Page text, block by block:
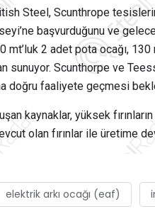
Steel, Scunthrope
başvurduğunu ve
mt’luk 2 adet pota ocağı,
sunuyor. Scunthorpe ve
doğru faaliyete geçmesi
kaynaklar, yüksek
olan fırınlar ile üretime
elektrik arkı ocağı (eaf)